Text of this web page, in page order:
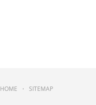
HOME ・ SITEMAP